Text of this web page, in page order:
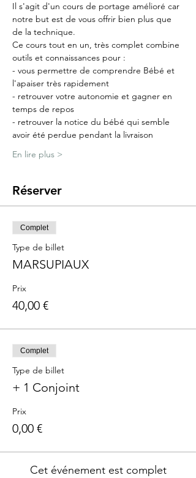
Il s'agit d'un cours de portage amélioré car
notre but est de vous offrir bien plus que
de la technique.
Ce cours tout en un, très complet combine
outils et connaissances pour :
- vous permettre de comprendre Bébé et
l'apaiser très rapidement
- retrouver votre autonomie et gagner en
temps de repos
- retrouver la notice du bébé qui semble
avoir été perdue pendant la livraison
En lire plus >
Réserver
Complet
Type de billet
MARSUPIAUX
Prix
40,00 €
Complet
Type de billet
+ 1 Conjoint
Prix
0,00 €
Cet événement est complet